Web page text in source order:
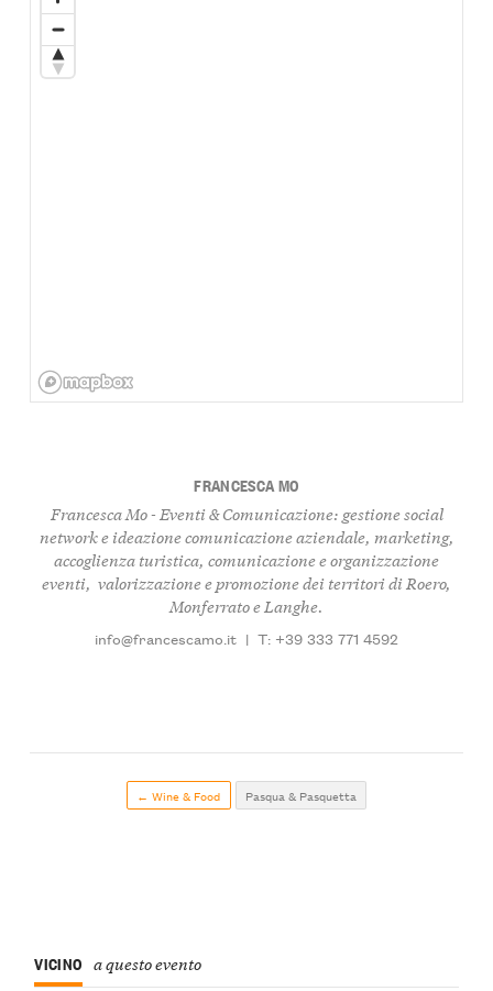
FRANCESCA MO
Francesca Mo - Eventi & Comunicazione: gestione social
network e ideazione comunicazione aziendale, marketing,
accoglienza turistica, comunicazione e organizzazione
eventi, valorizzazione e promozione dei territori di Roero,
Monferrato e Langhe.
info@francescamo.it | T: +39 333 771 4592
← Wine & Food Pasqua & Pasquetta
VICINO a questo evento